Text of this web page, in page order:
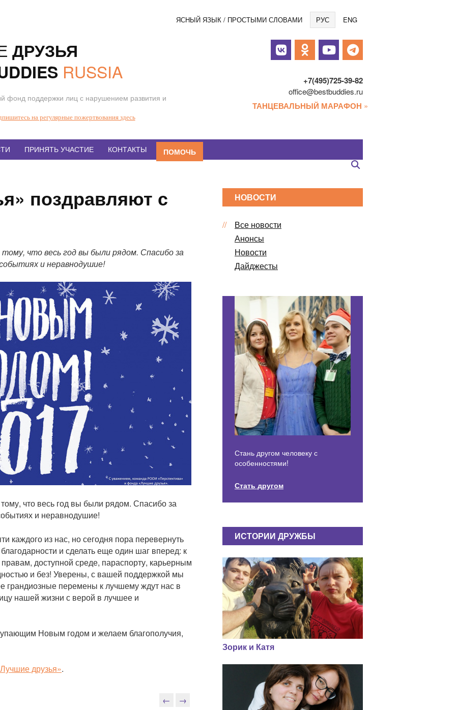
ЯСНЫЙ ЯЗЫК / ПРОСТЫМИ СЛОВАМИ РУС ENG
ДРУЗЬЯ
RUSSIA
фонд поддержки лиц с нарушением развития и
+7(495)725-39-82
office@bestbuddies.ru
ТАНЦЕВАЛЬНЫЙ МАРАФОН »
на регулярные пожертвования здесь
ПРИНЯТЬ УЧАСТИЕ КОНТАКТЫ ПОМОЧЬ
поздравляют с
что весь год вы были рядом. Спасибо за
и неравнодушие!
что весь год вы были рядом. Спасибо за
и неравнодушие!
каждого из нас, но сегодня пора перевернуть
и сделать еще один шаг вперед: к
доступной среде, параспорту, карьерным
и без! Уверены, с вашей поддержкой мы
грандиозные перемены к лучшему ждут нас в
нашей жизни с верой в лучшее и
Новым годом и желаем благополучия,
друзья».
← →
НОВОСТИ
Все новости
Анонсы
Новости
Дайджесты
Стань другом человеку с
особенностями!
Стать другом
ИСТОРИИ ДРУЖБЫ
Зорик и Катя